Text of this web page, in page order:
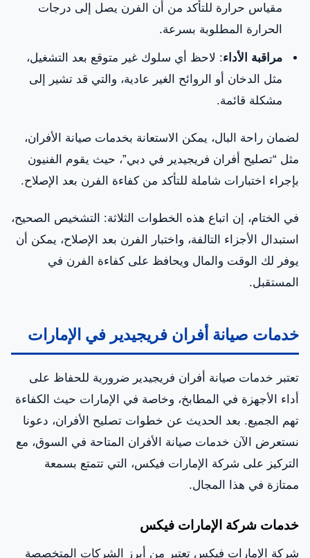
مقياس حرارة للتأكد من أن الفرن يصل إلى درجات
الحرارة المطلوبة بسرعة.
مراقبة الأداء: لاحظ أي سلوك غير متوقع بعد التشغيل،
مثل الدخان أو الروائح الغير عادية، والتي قد تشير إلى
مشكلة قائمة.
لضمان راحة البال، يمكن الاستعانة بخدمات صيانة الأفران،
مثل “تصليح أفران فريجيدير في دبي”، حيث يقوم الفنيون
بإجراء اختبارات شاملة للتأكد من كفاءة الفرن بعد الإصلاح.
في الختام، إن اتباع هذه الخطوات الثلاثة: التشخيص الصحيح،
استبدال الأجزاء التالفة، واختبار الفرن بعد الإصلاح، يمكن أن
يوفر لك الوقت والمال ويحافظ على كفاءة الفرن في
المستقبل.
خدمات صيانة أفران فريجيدير في الإمارات
تعتبر خدمات صيانة أفران فريجيدير ضرورية للحفاظ على
أداء الأجهزة في المطابخ، وخاصة في الإمارات حيث الكفاءة
تهم الجميع. بعد الحديث عن خطوات تصليح الأفران، دعونا
نستعرض الآن خدمات صيانة الأفران المتاحة في السوق، مع
التركيز على شركة الإمارات فيكس، التي تتمتع بسمعة
ممتازة في هذا المجال.
خدمات شركة الإمارات فيكس
شركة الإمارات فيكس تعتبر من أبرز الشركات المتخصصة